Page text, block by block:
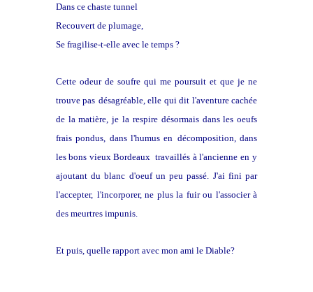
Dans ce chaste tunnel
Recouvert de plumage,
Se fragilise-t-elle avec le temps ?
Cette odeur de soufre qui me poursuit et que je ne
trouve pas désagréable, elle qui dit l'aventure cachée
de la matière, je la respire désormais dans les oeufs
frais pondus, dans l'humus en décomposition, dans
les bons vieux Bordeaux travaillés à l'ancienne en y
ajoutant du blanc d'oeuf un peu passé. J'ai fini par
l'accepter, l'incorporer, ne plus la fuir ou l'associer à
des meurtres impunis.
Et puis, quelle rapport avec mon ami le Diable?